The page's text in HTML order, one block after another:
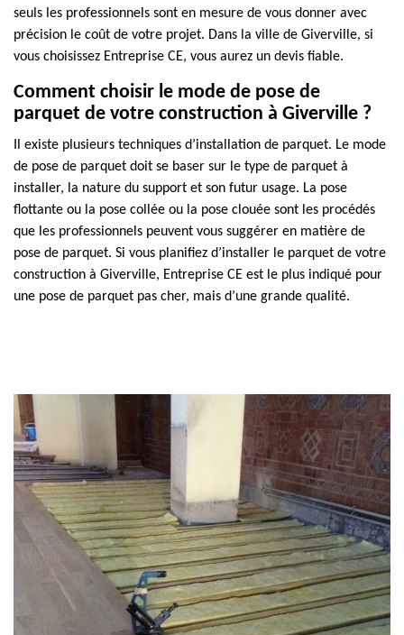
seuls les professionnels sont en mesure de vous donner avec
précision le coût de votre projet. Dans la ville de Giverville, si
vous choisissez Entreprise CE, vous aurez un devis fiable.
Comment choisir le mode de pose de
parquet de votre construction à Giverville ?
Il existe plusieurs techniques d’installation de parquet. Le mode
de pose de parquet doit se baser sur le type de parquet à
installer, la nature du support et son futur usage. La pose
flottante ou la pose collée ou la pose clouée sont les procédés
que les professionnels peuvent vous suggérer en matière de
pose de parquet. Si vous planifiez d’installer le parquet de votre
construction à Giverville, Entreprise CE est le plus indiqué pour
une pose de parquet pas cher, mais d’une grande qualité.